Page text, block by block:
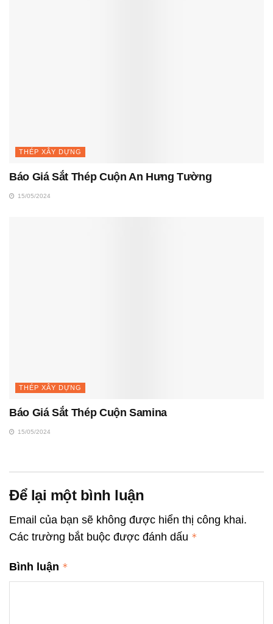
THÉP XÂY DỰNG
Báo Giá Sắt Thép Cuộn An Hưng Tường
15/05/2024
THÉP XÂY DỰNG
Báo Giá Sắt Thép Cuộn Samina
15/05/2024
Để lại một bình luận
Email của bạn sẽ không được hiển thị công khai.
Các trường bắt buộc được đánh dấu *
Bình luận *